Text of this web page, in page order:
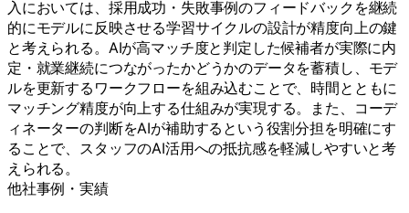
入においては、採用成功・失敗事例のフィードバックを継続
的にモデルに反映させる学習サイクルの設計が精度向上の鍵
と考えられる。AIが高マッチ度と判定した候補者が実際に内
定・就業継続につながったかどうかのデータを蓄積し、モデ
ルを更新するワークフローを組み込むことで、時間とともに
マッチング精度が向上する仕組みが実現する。また、コーデ
ィネーターの判断をAIが補助するという役割分担を明確にす
ることで、スタッフのAI活用への抵抗感を軽減しやすいと考
えられる。
他社事例・実績